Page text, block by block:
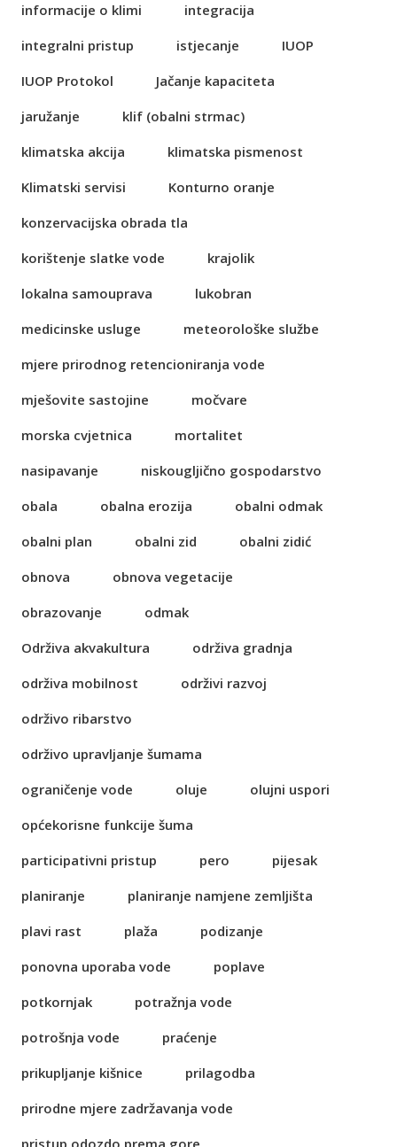
informacije o klimi
integracija
integralni pristup
istjecanje
IUOP
IUOP Protokol
Jačanje kapaciteta
jaružanje
klif (obalni strmac)
klimatska akcija
klimatska pismenost
Klimatski servisi
Konturno oranje
konzervacijska obrada tla
korištenje slatke vode
krajolik
lokalna samouprava
lukobran
medicinske usluge
meteorološke službe
mjere prirodnog retencioniranja vode
mješovite sastojine
močvare
morska cvjetnica
mortalitet
nasipavanje
niskougljično gospodarstvo
obala
obalna erozija
obalni odmak
obalni plan
obalni zid
obalni zidić
obnova
obnova vegetacije
obrazovanje
odmak
Održiva akvakultura
održiva gradnja
održiva mobilnost
održivi razvoj
održivo ribarstvo
održivo upravljanje šumama
ograničenje vode
oluje
olujni uspori
općekorisne funkcije šuma
participativni pristup
pero
pijesak
planiranje
planiranje namjene zemljišta
plavi rast
plaža
podizanje
ponovna uporaba vode
poplave
potkornjak
potražnja vode
potrošnja vode
praćenje
prikupljanje kišnice
prilagodba
prirodne mjere zadržavanja vode
pristup odozdo prema gore